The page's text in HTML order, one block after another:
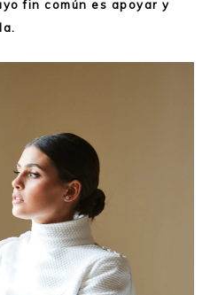
fin común es apoyar y